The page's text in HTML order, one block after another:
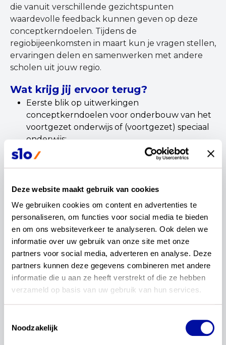
Deze website maakt gebruik van cookies
We gebruiken cookies om content en advertenties te
personaliseren, om functies voor social media te bieden
en om ons websiteverkeer te analyseren. Ook delen we
informatie over uw gebruik van onze site met onze
partners voor social media, adverteren en analyse. Deze
partners kunnen deze gegevens combineren met andere
informatie die u aan ze heeft verstrekt of die ze hebben
verzameld op basis van uw gebruik van hun services.
Noodzakelijk
die vanuit verschillende gezichtspunten
waardevolle feedback kunnen geven op deze
conceptkerndoelen. Tijdens de
regiobijeenkomsten in maart kun je vragen stellen,
ervaringen delen en samenwerken met andere
scholen uit jouw regio.
Wat krijg jij ervoor terug?
Eerste blik op uitwerkingen
conceptkerndoelen voor onderbouw van het
voortgezet onderwijs of (voortgezet) speciaal
onderwijs;
Mogelijkheid om jouw vragen en ideeën te
scholen in jouw regio;
Een bijdrage aan de definitieve set
conceptkerndoelen, waarmee ook jij het
onderwijs vormgeeft!
Wil je meer weten over de regiobijeenkomsten, de
locaties, de vergoeding of hoe je je kunt
aanmelden?Kijk dan hier en meld je meteen aan!
Veel scholen hebben zich al aangemeld, dus de
regiobijeenkomsten. Samen maken we het